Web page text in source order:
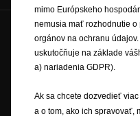
Budúcnosť patrí všetkým ©
Ochranné známky a práva
Nové údaje o spotrebe paliva
Nastavenia cookies
mimo Európskeho
nemusia mať rozhodnutie
orgánov na ochranu
uskutočňuje na základe
a) nariadenia GDPR).
Ak sa chcete dozvedieť
a o tom, ako ich spravovať,